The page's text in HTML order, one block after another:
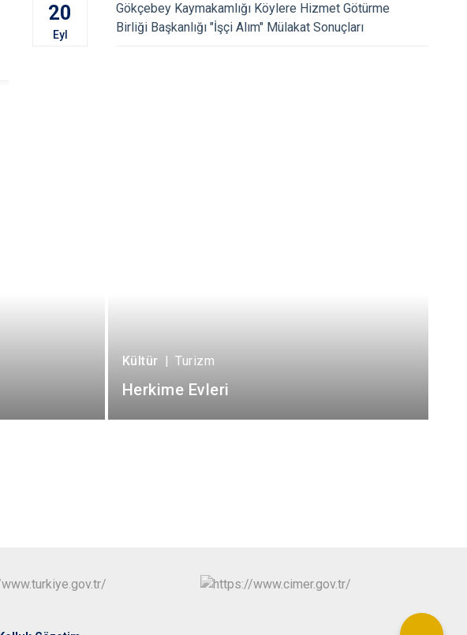
KAHRAMAN ŞIKTAŞ, bölgemizin önemli
üretim tesislerinden İlke Grup PVC
KAHRAMAN
GE Toplantısı yapıldı.
20
Eyl
Gökçebey Kaymakamlığı Köylere Hizmet Götürme
Birliği Başkanlığı "İşçi Alım" Mülakat Sonuçları
Kültür | Turizm
Herkime Evleri